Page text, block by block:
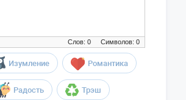
Символов: 0
Слов: 0
Изумление Романтика
Радость Трэш